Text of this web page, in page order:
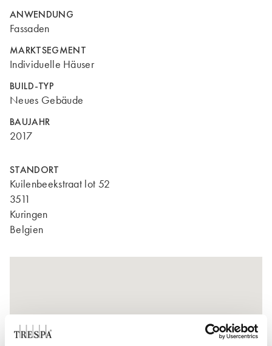
ANWENDUNG
Fassaden
MARKTSEGMENT
Individuelle Häuser
BUILD-TYP
Neues Gebäude
BAUJAHR
2017
STANDORT
Kuilenbeekstraat lot 52
3511
Kuringen
Belgien